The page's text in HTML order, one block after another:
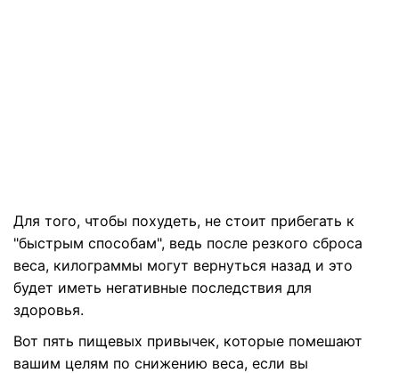
Для того, чтобы похудеть, не стоит прибегать к
"быстрым способам", ведь после резкого сброса
веса, килограммы могут вернуться назад и это
будет иметь негативные последствия для
здоровья.
Вот пять пищевых привычек, которые помешают
вашим целям по снижению веса, если вы